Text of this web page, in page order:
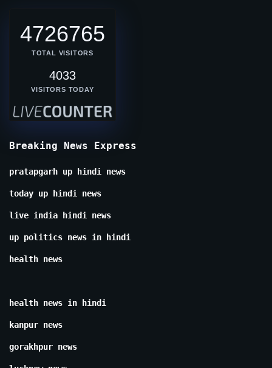
4726765
TOTAL VISITORS
4033
VISITORS TODAY
Breaking News Express
pratapgarh up hindi news
today up hindi news
live india hindi news
up politics news in hindi
health news
health news in hindi
kanpur news
gorakhpur news